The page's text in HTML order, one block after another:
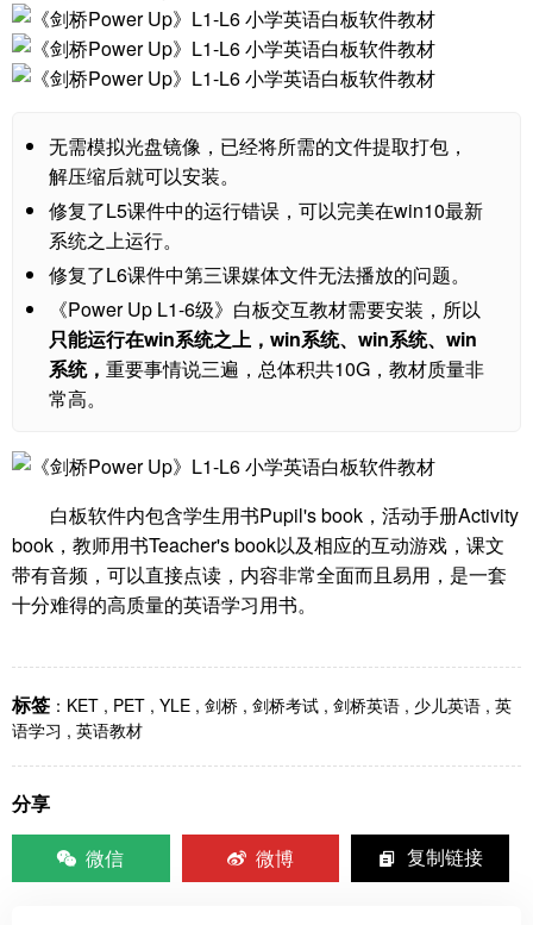
无需模拟光盘镜像，已经将所需的文件提取打包，
解压缩后就可以安装。
修复了L5课件中的运行错误，可以完美在win10最新
系统之上运行。
修复了L6课件中第三课媒体文件无法播放的问题。
《Power Up L1-6级》白板交互教材需要安装，所以
只能运行在win系统之上，win系统、win系统、win
系统， 重要事情说三遍，总体积共10G，教材质量非
常高。
白板软件内包含学生用书Pupil's book，活动手册Activity
book，教师用书Teacher's book以及相应的互动游戏，课文
带有音频，可以直接点读，内容非常全面而且易用，是一套
十分难得的高质量的英语学习用书。
标签 ： KET , PET , YLE , 剑桥 , 剑桥考试 , 剑桥英语 , 少儿英语 , 英
语学习 , 英语教材
分享
微信
微博 复制链接